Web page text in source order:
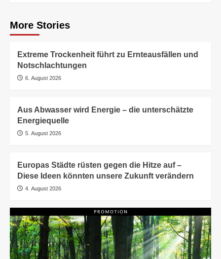
More Stories
Extreme Trockenheit führt zu Ernteausfällen und
Notschlachtungen
6. August 2026
Aus Abwasser wird Energie – die unterschätzte
Energiequelle
5. August 2026
Europas Städte rüsten gegen die Hitze auf –
Diese Ideen könnten unsere Zukunft verändern
4. August 2026